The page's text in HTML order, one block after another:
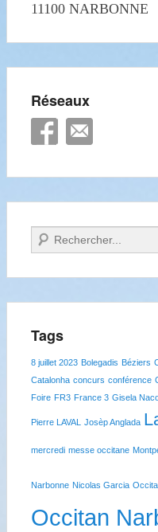
11100 NARBONNE
Réseaux
Recherche
Tags
8 juillet 2023 Bolegadis Béziers
Catalonha concurs conférence
Foire FR3 France 3 Gisela
Pierre LAVAL Josèp Anglada
mercredi messe occitane
Narbonne Nicolas Garcia
Occitan